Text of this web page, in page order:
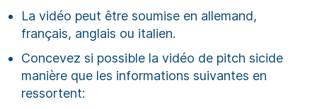
La vidéo peut être soumise en allemand,
français, anglais ou italien.
Concevez si possible la vidéo de pitch sicide
manière que les informations suivantes en
ressortent: